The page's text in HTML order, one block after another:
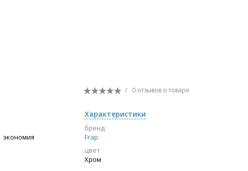
Перейти в раздел
/ 0 отзывов о товаре
экономия
Характеристики
бренд
Frap
цвет
Хром